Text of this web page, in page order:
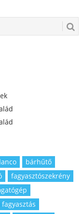
bárhűtő
fagyasztószekrény